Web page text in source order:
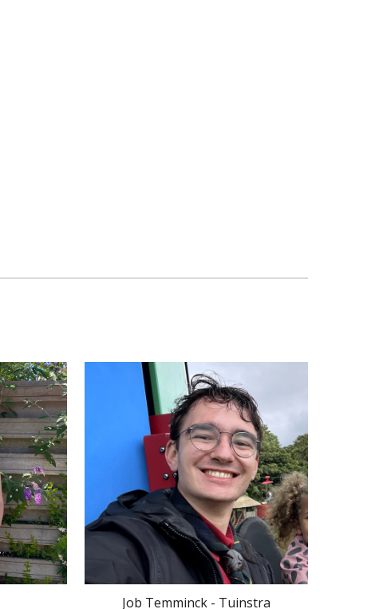
Job Temminck - Tuinstra